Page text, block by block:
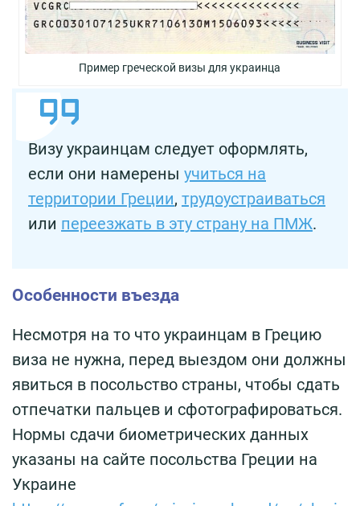
Пример греческой визы для украинца
Визу украинцам следует оформлять,
если они намерены учиться на
территории Греции, трудоустраиваться
или переезжать в эту страну на ПМЖ.
Особенности въезда
Несмотря на то что украинцам в Грецию
виза не нужна, перед выездом они должны
явиться в посольство страны, чтобы сдать
отпечатки пальцев и сфотографироваться.
Нормы сдачи биометрических данных
указаны на сайте посольства Греции на
Украине